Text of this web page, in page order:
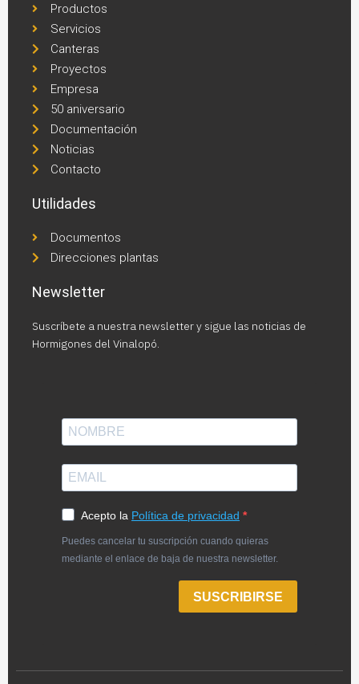
Productos
Servicios
Canteras
Proyectos
Empresa
50 aniversario
Documentación
Noticias
Contacto
Utilidades
Documentos
Direcciones plantas
Newsletter
Suscríbete a nuestra newsletter y sigue las noticias de
Hormigones del Vinalopó.
Acepto la Política de privacidad
Puedes cancelar tu suscripción cuando quieras
mediante el enlace de baja de nuestra newsletter.
SUSCRIBIRSE